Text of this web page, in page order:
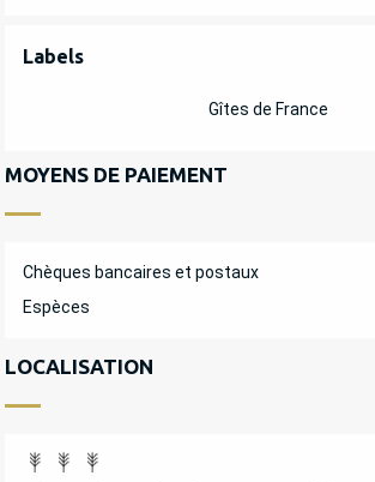
OFFRES DE PRESTATIONS
Labels
Labels
Gîtes de France
MOYENS DE PAIEMENT
Chèques bancaires et postaux
Espèces
LOCALISATION